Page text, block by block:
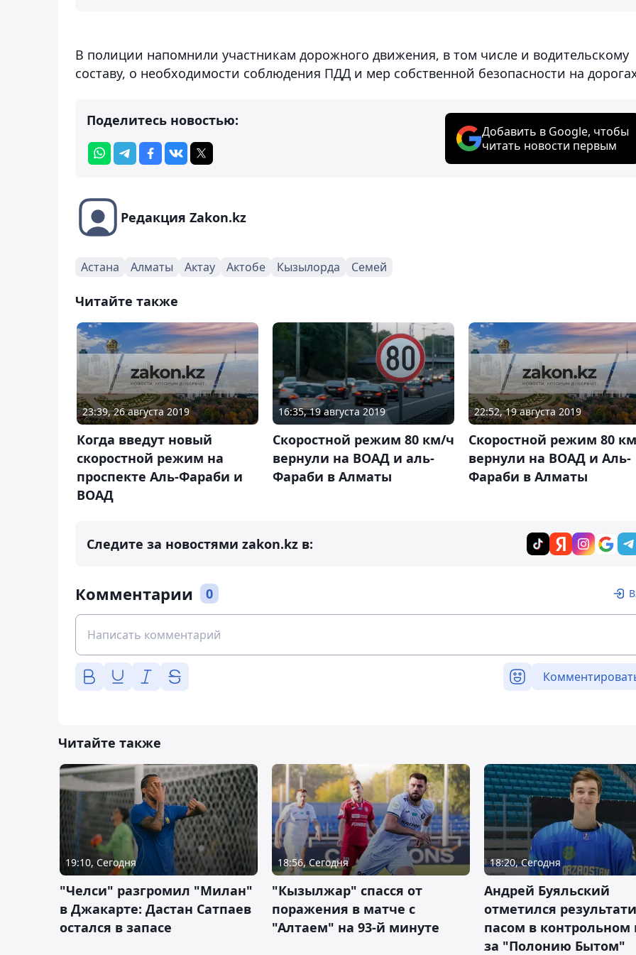
В полиции напомнили участникам дорожного движения, в том числе и водительскому
составу, о необходимости соблюдения ПДД и мер собственной безопасности на
Поделитесь новостью:
Добавить в Google, чтобы
читать новости первым
Редакция Zakon.kz
Астана Алматы Актау Актобе Кызылорда Семей
Читайте также
23:39, 26 августа 2019
Когда введут новый
скоростной режим на
проспекте Аль-Фараби и
ВОАД
16:35, 19 августа 2019
Скоростной режим 80 км/ч
вернули на ВОАД и аль-
Фараби в Алматы
22:52, 19 августа 2019
Скоростной режим 80
вернули на ВОАД и Аль-
Фараби в Алматы
Следите за новостями zakon.kz в:
Комментарии 0
Читайте также
19:10, Сегодня
"Челси" разгромил "Милан"
в Джакарте: Дастан Сатпаев
остался в запасе
18:56, Сегодня
"Кызылжар" спасся от
поражения в матче с
"Алтаем" на 93-й минуте
18:20, Сегодня
Андрей Буяльский
отметился
пасом в контрольном
за "Полонию Бытом"